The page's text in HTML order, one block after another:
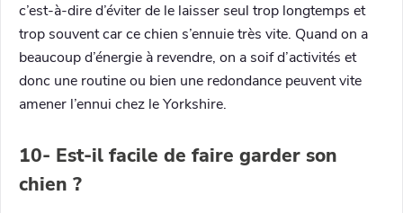
c’est-à-dire d’éviter de le laisser seul trop longtemps et
trop souvent car ce chien s’ennuie très vite. Quand on a
beaucoup d’énergie à revendre, on a soif d’activités et
donc une routine ou bien une redondance peuvent vite
amener l’ennui chez le Yorkshire.
10- Est-il facile de faire garder son
chien ?